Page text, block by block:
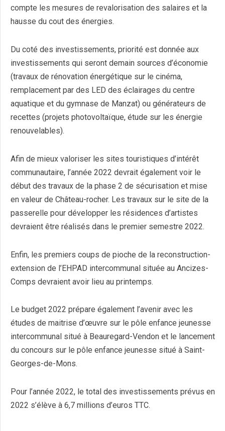
compte les mesures de revalorisation des salaires et la
hausse du cout des énergies.
Du coté des investissements, priorité est donnée aux
investissements qui seront demain sources d’économie
(travaux de rénovation énergétique sur le cinéma,
remplacement par des LED des éclairages du centre
aquatique et du gymnase de Manzat) ou générateurs de
recettes (projets photovoltaïque, étude sur les énergie
renouvelables).
Afin de mieux valoriser les sites touristiques d’intérêt
communautaire, l’année 2022 devrait également voir le
début des travaux de la phase 2 de sécurisation et mise
en valeur de Château-rocher. Les travaux sur le site de la
passerelle pour développer les résidences d’artistes
devraient être réalisés dans le premier semestre 2022.
Enfin, les premiers coups de pioche de la reconstruction-
extension de l’EHPAD intercommunal située au Ancizes-
Comps devraient avoir lieu au printemps.
Le budget 2022 prépare également l’avenir avec les
études de maitrise d’œuvre sur le pôle enfance jeunesse
intercommunal situé à Beauregard-Vendon et le lancement
du concours sur le pôle enfance jeunesse situé à Saint-
Georges-de-Mons.
Pour l’année 2022, le total des investissements prévus en
2022 s’élève à 6,7 millions d’euros TTC.